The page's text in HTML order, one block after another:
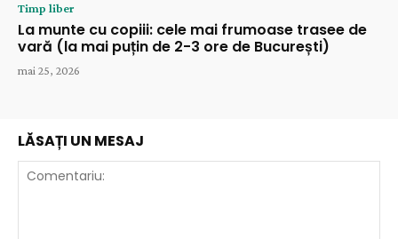
Timp liber
La munte cu copiii: cele mai frumoase trasee de
vară (la mai puțin de 2-3 ore de București)
mai 25, 2026
LĂSAȚI UN MESAJ